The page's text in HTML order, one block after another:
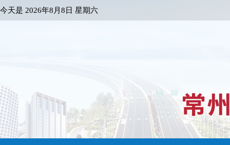
今天是 2026年8月8日 星期六